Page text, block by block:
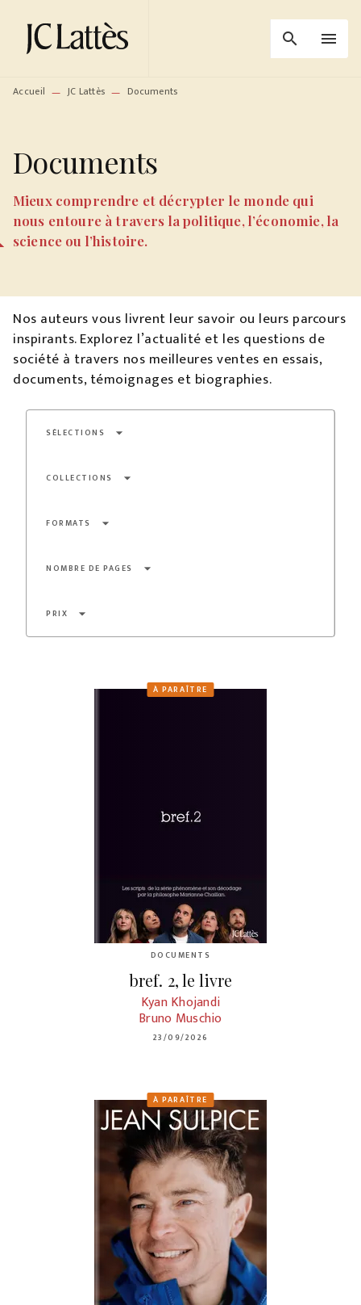
MENU RECHERCHE
PIED DE PAGE
search menu
Accueil — JC Lattès — Documents
Documents
Mieux comprendre et décrypter le monde qui
nous entoure à travers la politique, l’économie, la
science ou l’histoire.
Nos auteurs vous livrent leur savoir ou leurs parcours
inspirants. Explorez l’actualité et les questions de
société à travers nos meilleures ventes en essais,
documents, témoignages et biographies.
SÉLECTIONS arrow_drop_down
COLLECTIONS arrow_drop_down
FORMATS arrow_drop_down
NOMBRE DE PAGES arrow_drop_down
PRIX arrow_drop_down
À PARAÎTRE
DOCUMENTS
bref. 2, le livre
Kyan Khojandi
Bruno Muschio
23/09/2026
À PARAÎTRE